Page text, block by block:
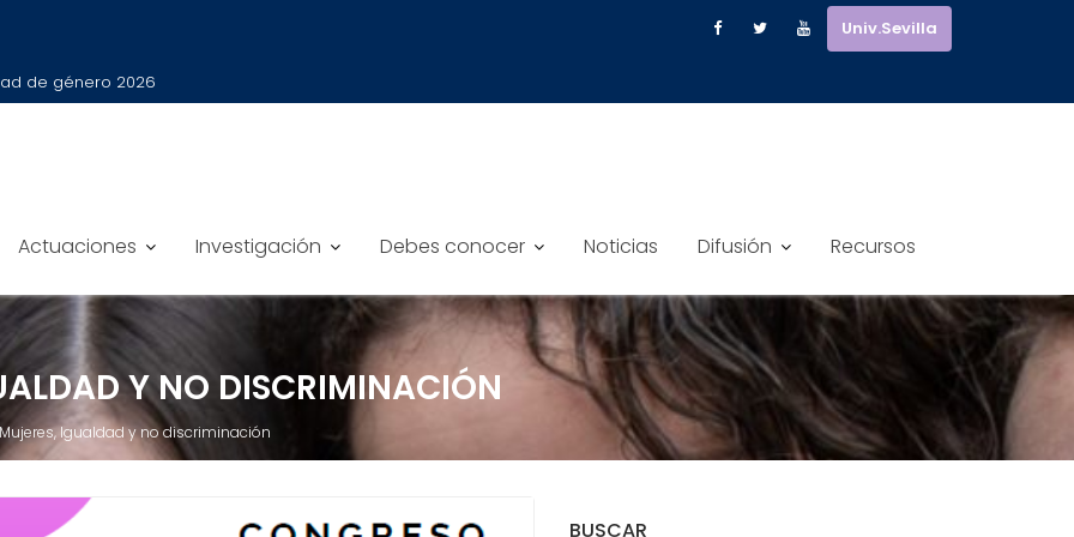
de género 2026
Univ.Sevilla
Actuaciones Investigación Debes conocer Noticias Difusión Recursos
Y NO DISCRIMINACIÓN
Igualdad y no discriminación
BUSCAR